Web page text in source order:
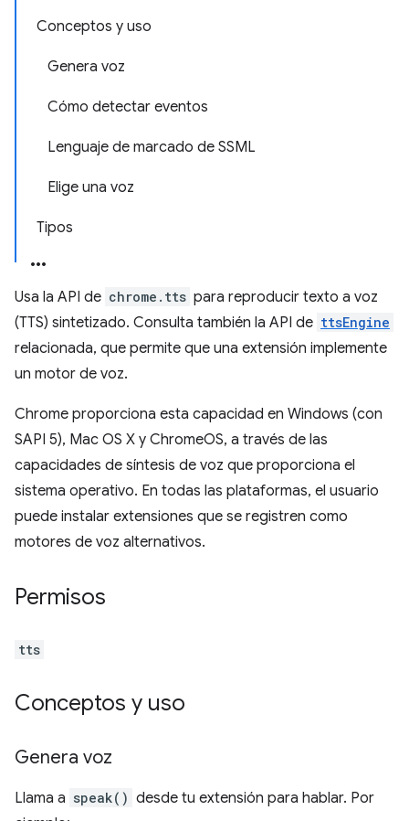
Conceptos y uso
Genera voz
Cómo detectar eventos
Lenguaje de marcado de SSML
Elige una voz
Tipos
Usa la API de chrome.tts para reproducir texto a voz
(TTS) sintetizado. Consulta también la API de ttsEngine
relacionada, que permite que una extensión implemente
un motor de voz.
Chrome proporciona esta capacidad en Windows (con
SAPI 5), Mac OS X y ChromeOS, a través de las
capacidades de síntesis de voz que proporciona el
sistema operativo. En todas las plataformas, el usuario
puede instalar extensiones que se registren como
motores de voz alternativos.
Permisos
tts
Conceptos y uso
Genera voz
Llama a speak() desde tu extensión para hablar. Por